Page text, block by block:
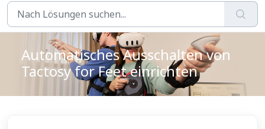
Automatisches Ausschalten von
Tactosy for Feet einrichten